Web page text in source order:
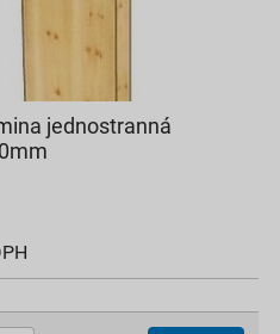
jednostranná